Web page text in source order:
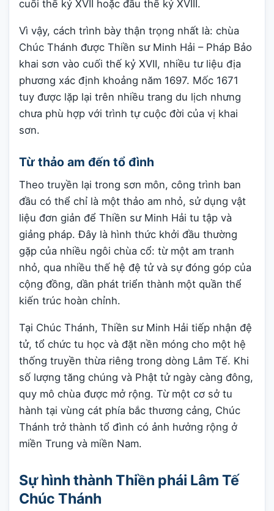
cuối thế kỷ XVII hoặc đầu thế kỷ XVIII.
Vì vậy, cách trình bày thận trọng nhất là: chùa
Chúc Thánh được Thiền sư Minh Hải – Pháp Bảo
khai sơn vào cuối thế kỷ XVII, nhiều tư liệu địa
phương xác định khoảng năm 1697. Mốc 1671
tuy được lặp lại trên nhiều trang du lịch nhưng
chưa phù hợp với trình tự cuộc đời của vị khai
sơn.
Từ thảo am đến tổ đình
Theo truyền lại trong sơn môn, công trình ban
đầu có thể chỉ là một thảo am nhỏ, sử dụng vật
liệu đơn giản để Thiền sư Minh Hải tu tập và
giảng pháp. Đây là hình thức khởi đầu thường
gặp của nhiều ngôi chùa cổ: từ một am tranh
nhỏ, qua nhiều thế hệ đệ tử và sự đóng góp của
cộng đồng, dần phát triển thành một quần thể
kiến trúc hoàn chỉnh.
Tại Chúc Thánh, Thiền sư Minh Hải tiếp nhận đệ
tử, tổ chức tu học và đặt nền móng cho một hệ
thống truyền thừa riêng trong dòng Lâm Tế. Khi
số lượng tăng chúng và Phật tử ngày càng đông,
quy mô chùa được mở rộng. Từ một cơ sở tu
hành tại vùng cát phía bắc thương cảng, Chúc
Thánh trở thành tổ đình có ảnh hưởng rộng ở
miền Trung và miền Nam.
Sự hình thành Thiền phái Lâm Tế
Chúc Thánh